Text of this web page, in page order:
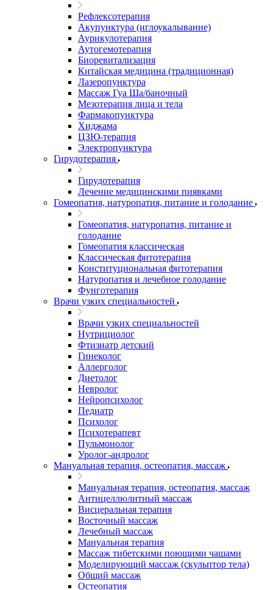
Рефлексотерапия
Акупунктура (иглоукалывание)
Аурикулотерапия
Аутогемотерапия
Биоревитализация
Китайская медицина (традиционная)
Лазеропунктура
Массаж Гуа Ша/баночный
Мезотерапия лица и тела
Фармакопунктура
Хиджама
ЦЗЮ-терапия
Электропунктура
Гирудотерапия
Гирудотерапия
Лечение медицинскими пиявками
Гомеопатия, натуропатия, питание и голодание
Гомеопатия, натуропатия, питание и
голодание
Гомеопатия классическая
Классическая фитотерапия
Конституциональная фитотерапия
Натуропатия и лечебное голодание
Фунготерапия
Врачи узких специальностей
Врачи узких специальностей
Нутрициолог
Фтизиатр детский
Гинеколог
Аллерголог
Диетолог
Невролог
Нейропсихолог
Педиатр
Психолог
Психотерапевт
Пульмонолог
Уролог-андролог
Мануальная терапия, остеопатия, массаж
Мануальная терапия, остеопатия, массаж
Антицеллюлитный массаж
Висцеральная терапия
Восточный массаж
Лечебный массаж
Мануальная терапия
Массаж тибетскими поющими чашами
Моделирующий массаж (скульптор тела)
Общий массаж
Остеопатия